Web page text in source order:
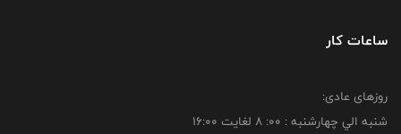
ساعات کار
روزهای عادی:
شنبه الي چهارشنبه : 00: 8 لغايت 16:00